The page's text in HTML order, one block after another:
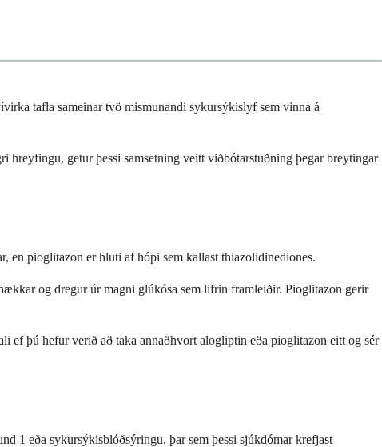
tafla sameinar tvö mismunandi sykursýkislyf sem vinna á
getur þessi samsetning veitt viðbótarstuðning þegar breytingar
pioglitazon er hluti af hópi sem kallast thiazolidinediones.
og dregur úr magni glúkósa sem lifrin framleiðir. Pioglitazon gerir
þú hefur verið að taka annaðhvort alogliptin eða pioglitazon eitt og sér
1 eða sykursýkisblóðsýringu, þar sem þessi sjúkdómar krefjast